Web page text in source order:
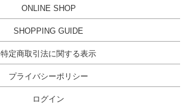
ONLINE SHOP
SHOPPING GUIDE
特定商取引法に関する表示
プライバシーポリシー
ログイン